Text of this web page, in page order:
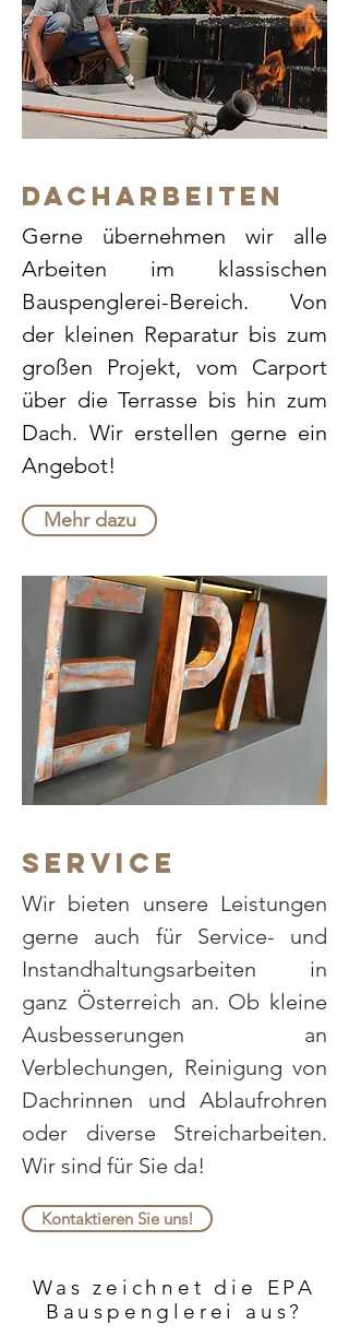
DACHARBEITEN
Gerne übernehmen wir alle
Arbeiten im klassischen
Bauspenglerei-Bereich. Von
der kleinen Reparatur bis zum
großen Projekt, vom Carport
über die Terrasse bis hin zum
Dach. Wir erstellen gerne ein
Angebot!
Mehr dazu
SERVICE
Wir bieten unsere Leistungen
gerne auch für Service- und
Instandhaltungsarbeiten in
ganz Österreich an. Ob kleine
Ausbesserungen an
Verblechungen, Reinigung von
Dachrinnen und Ablaufrohren
oder diverse Streicharbeiten.
Wir sind für Sie da!
Kontaktieren Sie uns!
Was zeichnet die EPA
Bauspenglerei aus?